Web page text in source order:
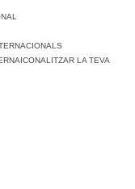
LA TEVA